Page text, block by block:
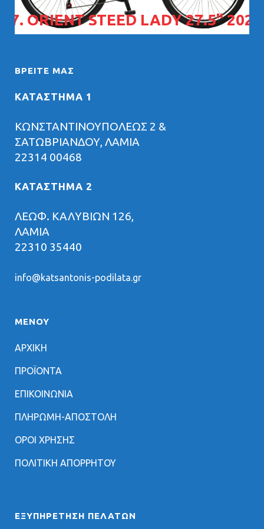
07. ORIENT STEED LADY 27.5" 2026
ΒΡΕΊΤΕ ΜΑΣ
ΚΑΤΑΣΤΗΜΑ 1
ΚΩΝΣΤΑΝΤΙΝΟΥΠΟΛΕΩΣ 2 &
ΣΑΤΩΒΡΙΑΝΔΟΥ, ΛΑΜΙΑ
22314 00468
ΚΑΤΑΣΤΗΜΑ 2
ΛΕΩΦ. ΚΑΛΥΒΙΩΝ 126,
ΛΑΜΙΑ
22310 35440
info@katsantonis-podilata.gr
ΜΕΝΟΥ
ΑΡΧΙΚΗ
ΠΡΟΪΟΝΤΑ
ΕΠΙΚΟΙΝΩΝΙΑ
ΠΛΗΡΩΜΗ-ΑΠΟΣΤΟΛΗ
ΟΡΟΙ ΧΡΗΣΗΣ
ΠΟΛΙΤΙΚΗ ΑΠΟΡΡΗΤΟΥ
ΕΞΥΠΗΡΈΤΗΣΗ ΠΕΛΑΤΏΝ